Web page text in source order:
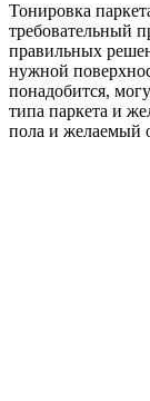
Тонировка
требовательный
правильных
нужной
понадобится,
типа паркета и
пола и желаемый